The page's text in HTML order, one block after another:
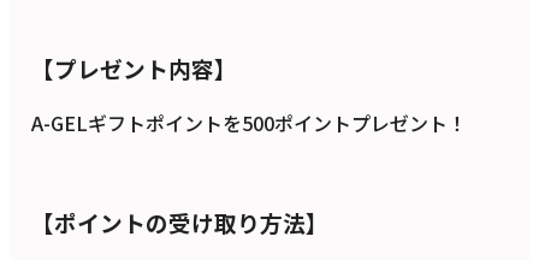
【プレゼント内容】
A-GELギフトポイントを500ポイントプレゼント！
【ポイントの受け取り方法】